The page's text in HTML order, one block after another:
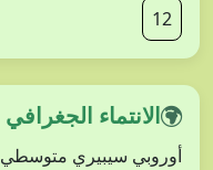
12
الانتماء الجغرافي
أوروبي سيبيري متوسطي